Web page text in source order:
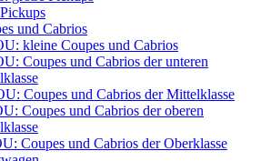
und Cabrios
kleine Coupes und Cabrios
Coupes und Cabrios der unteren
Coupes und Cabrios der Mittelklasse
Coupes und Cabrios der oberen
Coupes und Cabrios der Oberklasse